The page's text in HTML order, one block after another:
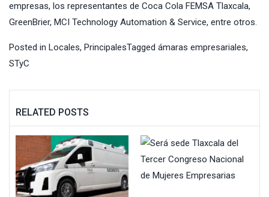
empresas, los representantes de Coca Cola FEMSA Tlaxcala,
GreenBrier, MCI Technology Automation & Service, entre otros.
Posted in Locales, PrincipalesTagged ámaras empresariales,
STyC
RELATED POSTS